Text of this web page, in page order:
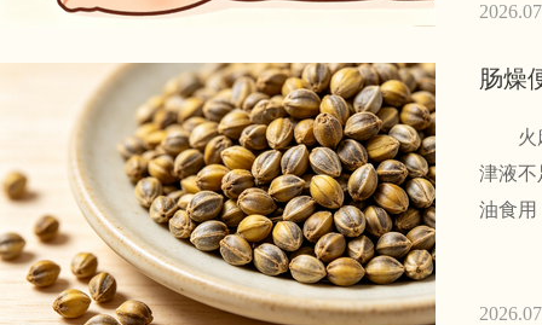
肠燥
火麻
津液
油食